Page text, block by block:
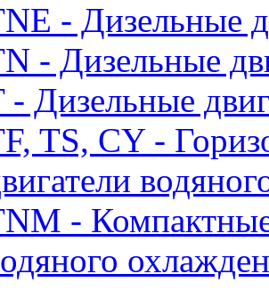
- Дизельные
- Дизельные
- Дизельные
TS, CY -
-